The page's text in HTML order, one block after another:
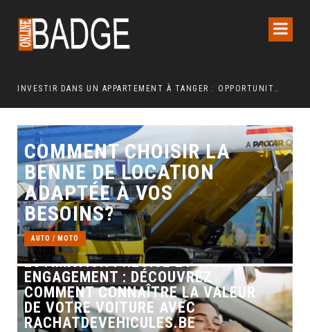
COMMENT CHOISIR LA
BENNE DE LOCATION
ADAPTÉE À VOS
BESOINS?
AUTO / MOTO
ESTIMATION PRÉCISE ET SANS
ENGAGEMENT : DÉCOUVREZ
COMMENT CONNAÎTRE LA VALEUR
DE VOTRE VOITURE AVEC
RACHATDEVEHICULES.BE